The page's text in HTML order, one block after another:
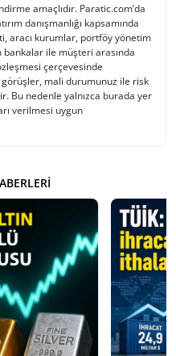
amaçlıdır. Paratic.com’da
danışmanlığı kapsamında
aracı kurumlar, portföy yönetim
ile müşteri arasında
çerçevesinde
mali durumunuz ile risk
Bu nedenle yalnızca burada yer
verilmesi uygun